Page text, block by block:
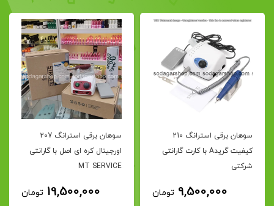
سوهان برقی استرانگ 210
کیفیت گریدA با کارت گارانتی
شرکتی
9,500,000 تومان
سوهان برقی استرانگ 207
اورجینال کره ای اصل با گارانتی
MT SERVICE
19,500,000 تومان